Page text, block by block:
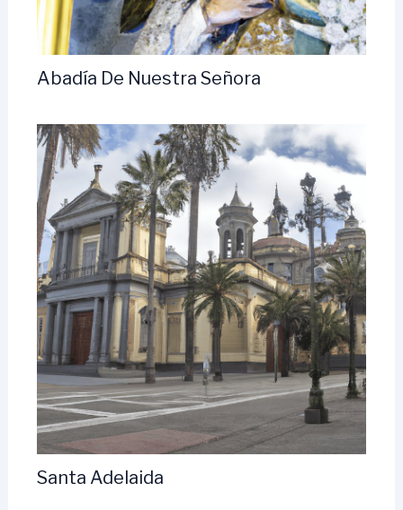
Abadía De Nuestra Señora
Santa Adelaida